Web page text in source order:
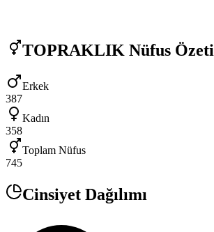
TOPRAKLIK Nüfus Özeti
Erkek
387
Kadın
358
Toplam Nüfus
745
Cinsiyet Dağılımı